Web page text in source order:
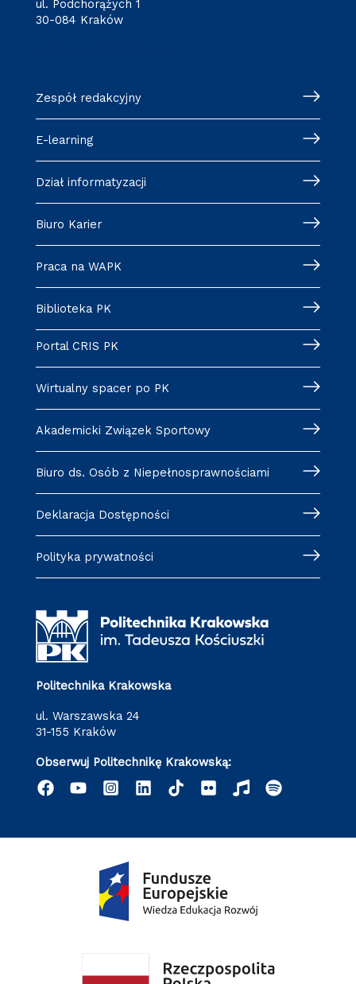
ul. Podchorążych 1
30-084 Kraków
Zespół redakcyjny
E-learning
Dział informatyzacji
Biuro Karier
Praca na WAPK
Biblioteka PK
Portal CRIS PK
Wirtualny spacer po PK
Akademicki Związek Sportowy
Biuro ds. Osób z Niepełnosprawnościami
Deklaracja Dostępności
Polityka prywatności
Politechnika Krakowska
ul. Warszawska 24
31-155 Kraków
Obserwuj Politechnikę Krakowską: